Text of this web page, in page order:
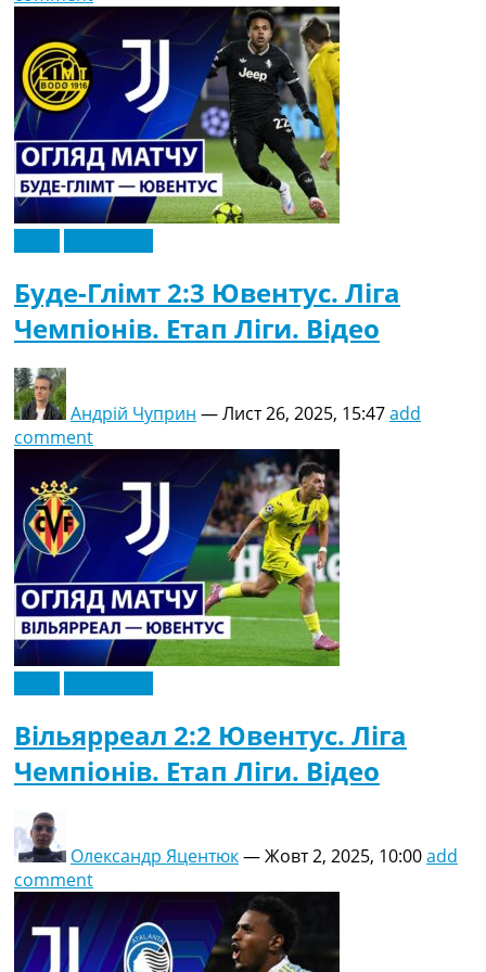
Буде-Глімт 2:3 Ювентус. Ліга
Чемпіонів. Етап Ліги. Відео
Андрій Чуприн —Лист 26, 2025, 15:47add
comment
Вільярреал 2:2 Ювентус. Ліга
Чемпіонів. Етап Ліги. Відео
Олександр Яцентюк—Жовт 2, 2025, 10:00add
comment